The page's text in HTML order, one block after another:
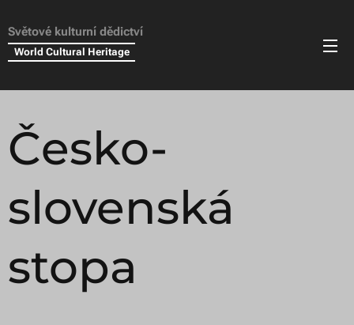
Světové kulturní dědictví
World Cultural Heritage
Česko-
slovenská
stopa